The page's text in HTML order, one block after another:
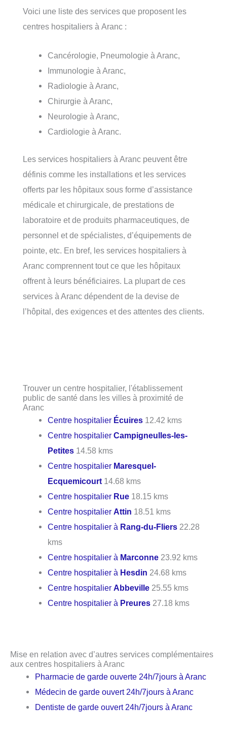
Voici une liste des services que proposent les
centres hospitaliers à Aranc :
Cancérologie, Pneumologie à Aranc,
Immunologie à Aranc,
Radiologie à Aranc,
Chirurgie à Aranc,
Neurologie à Aranc,
Cardiologie à Aranc.
Les services hospitaliers à Aranc peuvent être
définis comme les installations et les services
offerts par les hôpitaux sous forme d’assistance
médicale et chirurgicale, de prestations de
laboratoire et de produits pharmaceutiques, de
personnel et de spécialistes, d’équipements de
pointe, etc. En bref, les services hospitaliers à
Aranc comprennent tout ce que les hôpitaux
offrent à leurs bénéficiaires. La plupart de ces
services à Aranc dépendent de la devise de
l’hôpital, des exigences et des attentes des clients.
Trouver un centre hospitalier, l'établissement
public de santé dans les villes à proximité de
Aranc
Centre hospitalier Écuires 12.42 kms
Centre hospitalierCampigneulles-les-
Petites 14.58 kms
Centre hospitalier Maresquel-
Ecquemicourt 14.68 kms
Centre hospitalier Rue 18.15 kms
Centre hospitalier Attin 18.51 kms
Centre hospitalier à Rang-du-Fliers 22.28
kms
Centre hospitalier à Marconne 23.92 kms
Centre hospitalier à Hesdin 24.68 kms
Centre hospitalier Abbeville 25.55 kms
Centre hospitalier à Preures 27.18 kms
Mise en relation avec d’autres services complémentaires
aux centres hospitaliers à Aranc
Pharmacie de garde ouverte 24h/7jours à Aranc
Médecin de garde ouvert 24h/7jours à Aranc
Dentiste de garde ouvert 24h/7jours à Aranc